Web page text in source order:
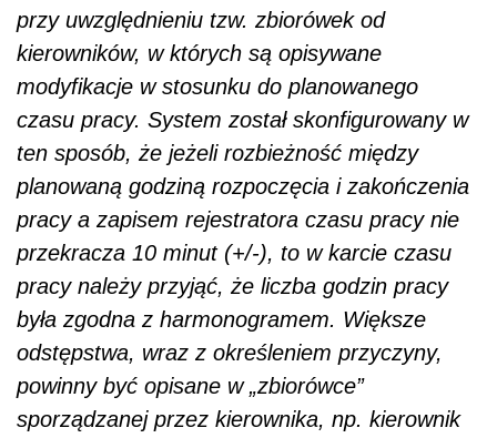
przy uwzględnieniu tzw. zbiorówek od
kierowników, w których są opisywane
modyfikacje w stosunku do planowanego
czasu pracy. System został skonfigurowany w
ten sposób, że jeżeli rozbieżność między
planowaną godziną rozpoczęcia i zakończenia
pracy a zapisem rejestratora czasu pracy nie
przekracza 10 minut (+/-), to w karcie czasu
pracy należy przyjąć, że liczba godzin pracy
była zgodna z harmonogramem. Większe
odstępstwa, wraz z określeniem przyczyny,
powinny być opisane w „zbiorówce”
sporządzanej przez kierownika, np. kierownik